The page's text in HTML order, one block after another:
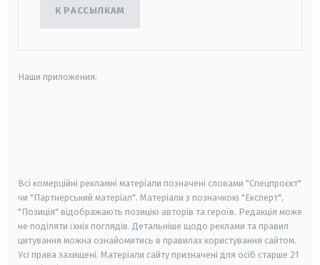
К РАССЫЛКАМ
Наши приложения:
Всі комерційні рекламні матеріали позначені словами "Спецпроєкт"
чи "Партнерський матеріал". Матеріали з позначкою "Експерт",
"Позиція" відображають позицію авторів та героїв. Редакція може
не поділяти їхніх поглядів. Детальніше щодо реклами та правил
цитування можна ознайомитись в правилах користування сайтом.
Усі права захищені. Матеріали сайту призначені для осіб старше 21